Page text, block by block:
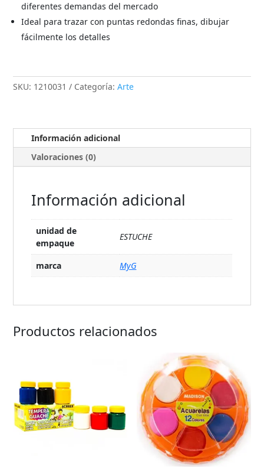
diferentes demandas del mercado
Ideal para trazar con puntas redondas finas, dibujar
fácilmente los detalles
SKU: 1210031 Categoría:Arte
Información adicional
Valoraciones (0)
Información adicional
unidad de
empaque
ESTUCHE
marca MyG
Productos relacionados